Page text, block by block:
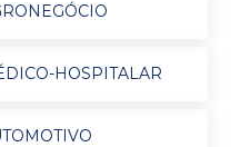
HOSPITALAR